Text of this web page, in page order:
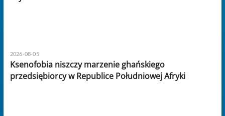
2026-08-05
Ksenofobia niszczy marzenie ghańskiego
przedsiębiorcy w Republice Południowej Afryki